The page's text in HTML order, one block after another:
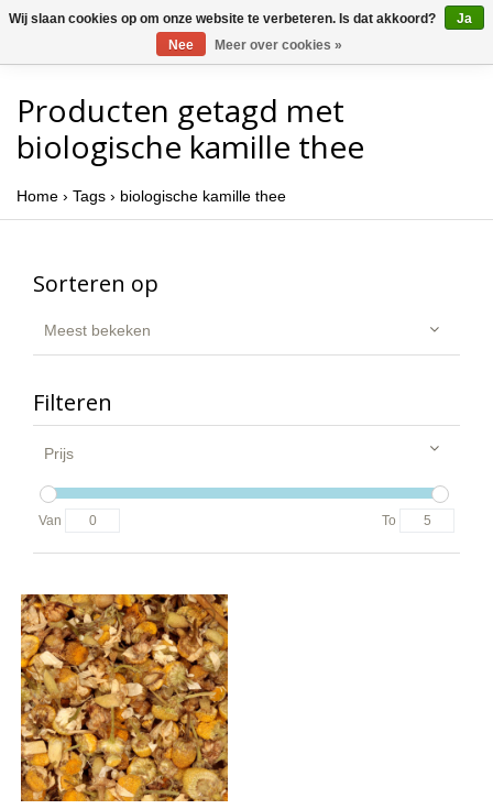
Producten getagd met
biologische kamille thee
Home › Tags › biologische kamille thee
Sorteren op
Meest bekeken
Filteren
Prijs
Van To
Wij slaan cookies op om onze website te verbeteren. Is dat akkoord?
Ja
Nee
Meer over cookies »